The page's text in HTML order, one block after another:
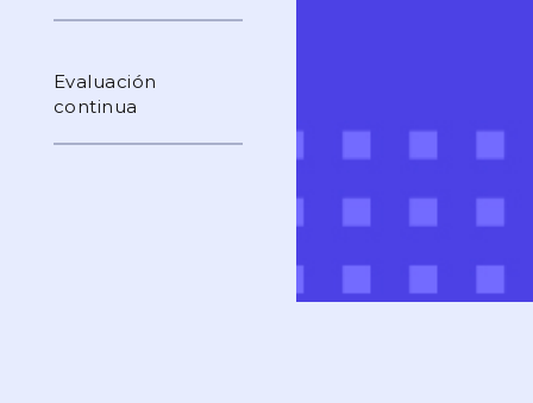
Evaluación
continua